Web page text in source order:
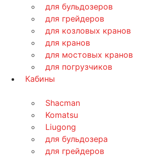
для бульдозеров
для грейдеров
для козловых кранов
для кранов
для мостовых кранов
для погрузчиков
Кабины
Shacman
Komatsu
Liugong
для бульдозера
для грейдеров